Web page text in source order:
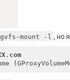
gvfs-mount -l , но
. com